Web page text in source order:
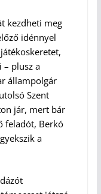
kezdheti meg
idénnyel
– plusz a
állampolgár
Szent
jár, mert bár
feladót, Berkó
a